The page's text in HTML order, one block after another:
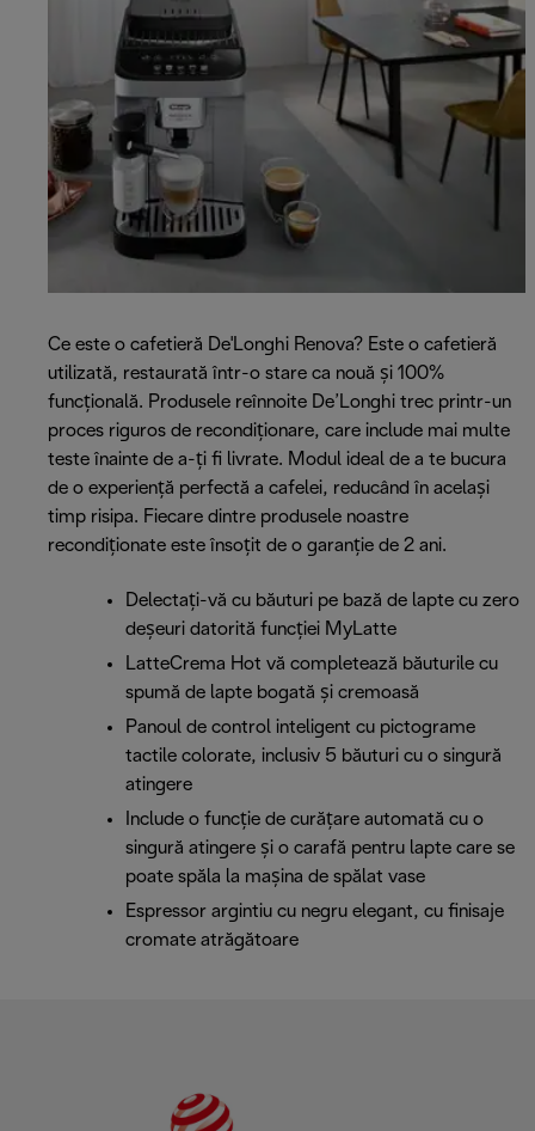
Ce este o cafetieră De'Longhi Renova? Este o cafetieră
utilizată, restaurată într-o stare ca nouă și 100%
funcțională. Produsele reînnoite De’Longhi trec printr-un
proces riguros de recondiționare, care include mai multe
teste înainte de a-ți fi livrate. Modul ideal de a te bucura
de o experiență perfectă a cafelei, reducând în același
timp risipa. Fiecare dintre produsele noastre
recondiționate este însoțit de o garanție de 2 ani.
Delectați-vă cu băuturi pe bază de lapte cu zero
deșeuri datorită funcției MyLatte
LatteCrema Hot vă completează băuturile cu
spumă de lapte bogată și cremoasă
Panoul de control inteligent cu pictograme
tactile colorate, inclusiv 5 băuturi cu o singură
atingere
Include o funcție de curățare automată cu o
singură atingere și o carafă pentru lapte care se
poate spăla la mașina de spălat vase
Espressor argintiu cu negru elegant, cu finisaje
cromate atrăgătoare